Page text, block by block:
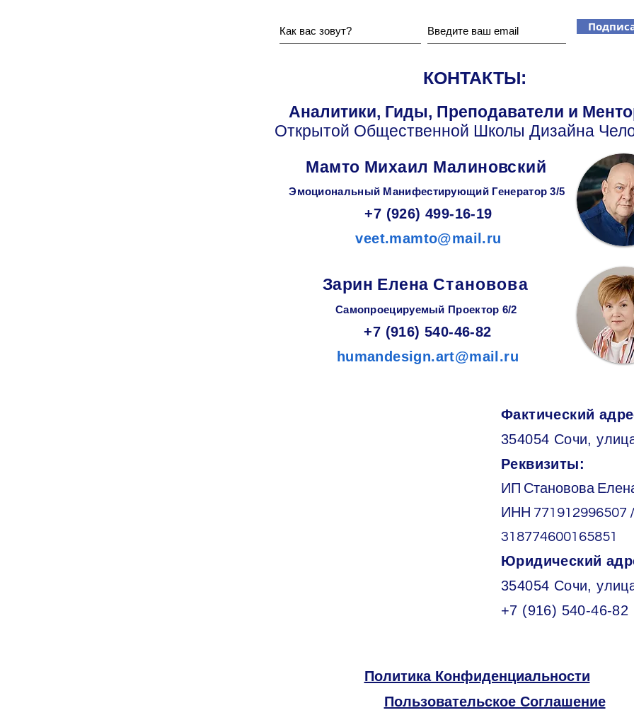
КОНТАКТЫ:
Аналитики, Гиды, Преподаватели и
Открытой Общественной Школы Дизайна
Мамто Михаил Малиновский
Эмоциональный МанифестирующийГенератор 3/5
+7 (926) 499-16-19
veet.mamto@mail.ru
Зарин Елена Становова
Самопроецируемый Проектор 6/2
+7 (916) 540-46-82
humandesign.art@mail.ru
Фактический
354054 Сочи,
Реквизиты:
ИП Становова
ИНН
318774600165851
Юридический
354054 Сочи,
+7 (916) 540-46-82
Политика Конфиденциальности
Пользовательское Соглашение